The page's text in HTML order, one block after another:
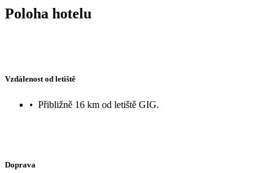
Poloha hotelu
Vzdálenost od letiště
• Přibližně 16 km od letiště GIG.
Doprava